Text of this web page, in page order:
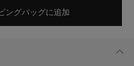
ングバッグに追加